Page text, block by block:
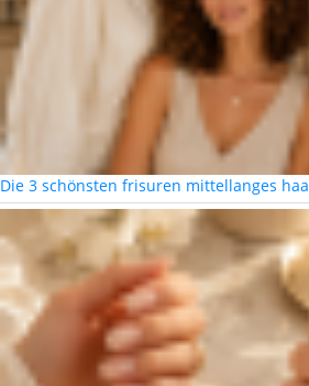
Die 3 schönsten frisuren mittellanges